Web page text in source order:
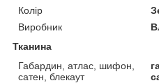
Колір
Виробник
Тканина
Габардин, атлас, шифон,
сатен, блекаут